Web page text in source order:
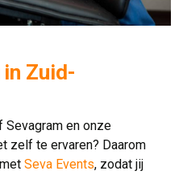
Zuid-
Sevagram en onze
zelf te ervaren? Daarom
Seva Events, zodat jij